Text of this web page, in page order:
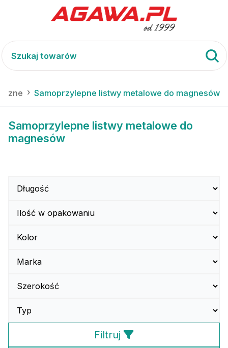
Samoprzylepne listwy metalowe do magnesów
Samoprzylepne listwy metalowe do
magnesów
Filtruj